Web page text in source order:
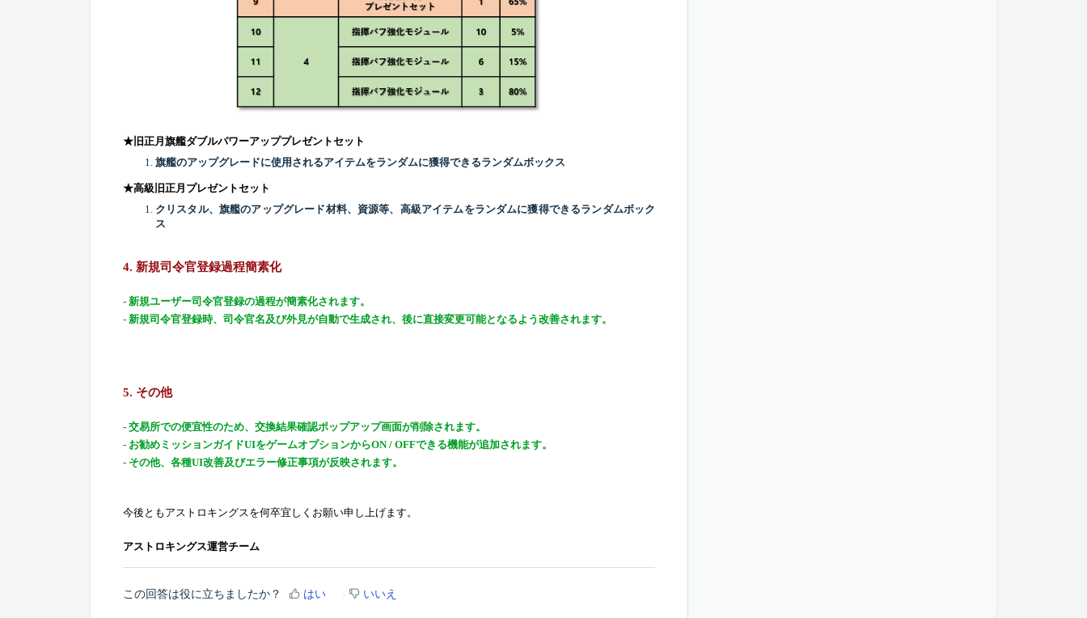
★ 旧正月旗艦ダブルパワーアッププレゼントセット
旗艦のアップグレードに使用されるアイテムをランダムに獲得できるランダムボックス
★高級 旧正月プレゼントセット
クリスタル、旗艦のアップグレード材料、 資源等、高級アイテムをランダムに獲得できるランダムボック
ス
4. 新規司令官登録過程簡素化
- 新規ユーザー司令官登録の過程が簡素化されます。
- 新規司令官登録時、司令官名及び外見が自動で生成され、後に直接変更可能となるよう改善されます。
5. その他
- 交易所での便宜性のため、交換結果確認ポップアップ画面が削除されます。
- お勧めミッションガイドUIをゲームオプションからON / OFFできる機能が追加されます。
- その他、各種UI改善及びエラー修正事項が反映されます。
今後ともアストロキングスを何卒宜しくお願い申し上げます。
アストロキングス運営チーム
この回答は役に立ちましたか？ はい いいえ